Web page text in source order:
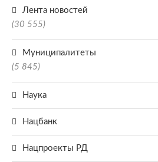
Лента новостей
(30 555)
Муниципалитеты
(5 845)
Наука
Нацбанк
Нацпроекты РД